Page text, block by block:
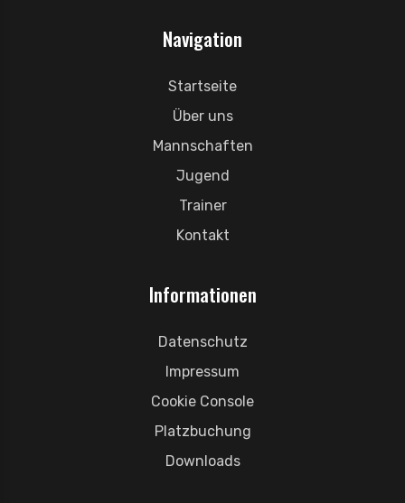
Navigation
Startseite
Über uns
Mannschaften
Jugend
Trainer
Kontakt
Informationen
Datenschutz
Impressum
Cookie Console
Platzbuchung
Downloads